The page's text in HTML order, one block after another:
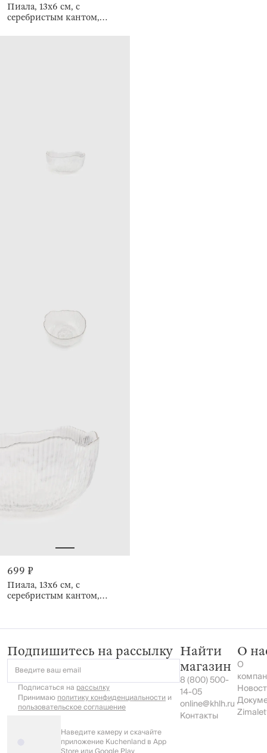
Пиала, 13х6 см, с
серебристым кантом,
699 ₽
Пиала, 13х6 см, с
серебристым кантом,
Подпишитесь на рассылку
Введите ваш email
Подписаться на рассылку
Принимаюполитику конфиденциальностии
пользовательское соглашение
Наведите камеру и скачайте
приложение Kuchenland в App
Найти
магазин
8 (800) 500-
14-05
online@khlh.ru
Контакты
О
О